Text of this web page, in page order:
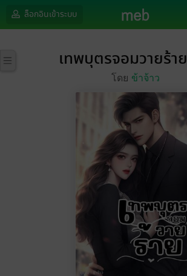
ล็อกอินเข้าระบบ
เทพบุตรจอมวายร้าย
โดย ข้าจ้าว